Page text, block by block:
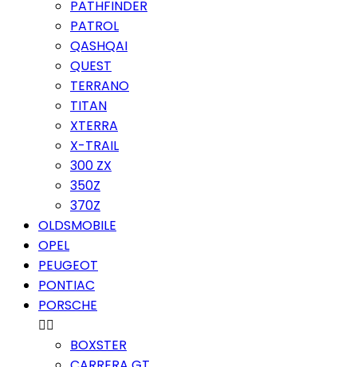
PATHFINDER
PATROL
QASHQAI
QUEST
TERRANO
TITAN
XTERRA
X-TRAIL
300 ZX
350Z
370Z
OLDSMOBILE
OPEL
PEUGEOT
PONTIAC
PORSCHE

BOXSTER